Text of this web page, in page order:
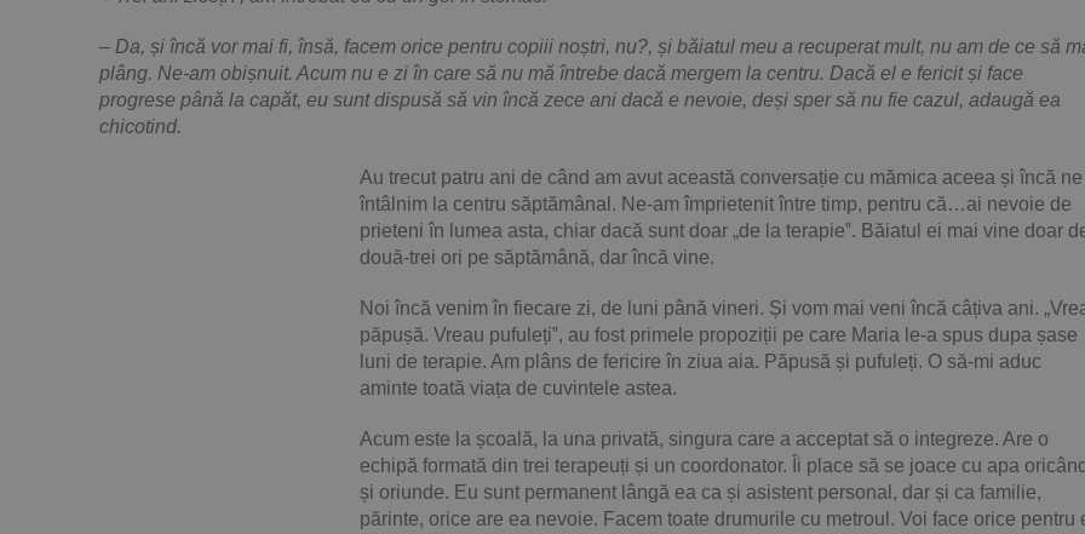
– Da, și încă vor mai fi, însă, facem orice pentru copiii noștri, nu?, și băiatul meu a recuperat mult, nu am de ce să
plâng. Ne-am obișnuit. Acum nu e zi în care să nu mă întrebe dacă mergem la centru. Dacă el e fericit și face
progrese până la capăt, eu sunt dispusă să vin încă zece ani dacă e nevoie, deși sper să nu fie cazul, adaugă ea
chicotind.
Au trecut patru ani de când am avut această conversație cu mămica aceea și încă ne
întâlnim la centru săptămânal. Ne-am împrietenit între timp, pentru că…ai nevoie de
prieteni în lumea asta, chiar dacă sunt doar „de la terapie‟. Băiatul ei mai vine doar
două-trei ori pe săptămână, dar încă vine.
Noi încă venim în fiecare zi, de luni până vineri. Și vom mai veni încă câțiva ani.
păpușă. Vreau pufuleți‟, au fost primele propoziții pe care Maria le-a spus dupa șase
luni de terapie. Am plâns de fericire în ziua aia. Păpusă și pufuleți. O să-mi aduc
aminte toată viața de cuvintele astea.
Acum este la școală, la una privată, singura care a acceptat să o integreze. Are o
echipă formată din trei terapeuți și un coordonator. Îi place să se joace cu apa
și oriunde. Eu sunt permanent lângă ea ca și asistent personal, dar și ca familie,
părinte, orice are ea nevoie. Facem toate drumurile cu metroul. Voi face orice pentru